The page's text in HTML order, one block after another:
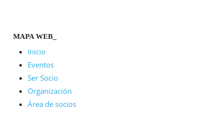
MAPA WEB_
Inicio
Eventos
Ser Socio
Organización
Área de socios